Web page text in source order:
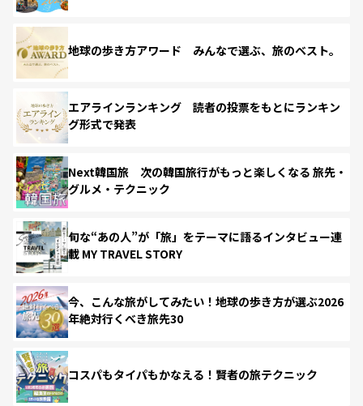
地球の歩き方アワード みんなで選ぶ、旅のベスト。
エアラインランキング 読者の投票をもとにランキン
グ形式で発表
Next韓国旅 次の韓国旅行がもっと楽しくなる 旅先・
グルメ・テクニック
旬な“あの人”が「旅」をテーマに語るインタビュー連
載 MY TRAVEL STORY
今、こんな旅がしてみたい！地球の歩き方が選ぶ2026
年絶対行くべき旅先30
コスパもタイパもかなえる！賢者の旅テクニック